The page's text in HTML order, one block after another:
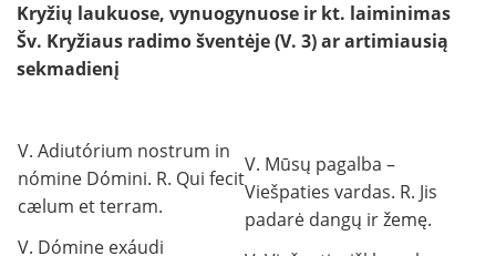
Kryžių laukuose, vynuogynuose ir kt. laiminimas
Šv. Kryžiaus radimo šventėje (V. 3) ar artimiausią
sekmadienį
V. Adiutórium nostrum in
nómine Dómini. R. Qui fecit
cælum et terram.
V. Dómine exáudi
V. Mūsų pagalba –
Viešpaties vardas. R. Jis
padarė dangų ir žemę.